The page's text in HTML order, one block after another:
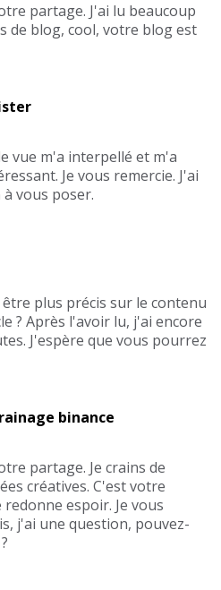
partage. J'ai lu beaucoup
de blog, cool, votre blog est
vue m'a interpellé et m'a
Je vous remercie. J'ai
vous poser.
plus précis sur le contenu
? Après l'avoir lu, j'ai encore
J'espère que vous pourrez
binance
partage. Je crains de
créatives. C'est votre
espoir. Je vous
j'ai une question, pouvez-